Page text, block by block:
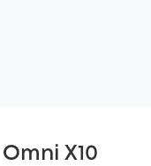
X10